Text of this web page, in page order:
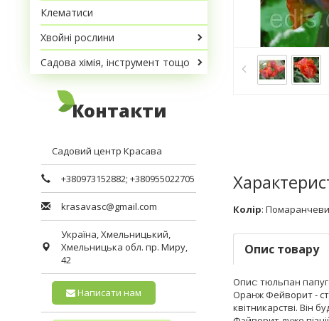
Колір:
Опис товару
Опис: тюльпан
Оранж Фейворит -
квітникарстві. Він
Клематиси
Хвойні рослини
Садова хімія, інструмент тощо
Контакти
Садовий центр Красава
+380973152882; +380955022705
krasavasc@gmail.com
Україна,Хмельницький,
Хмельницька обл. пр. Миру,
42
Написати нам